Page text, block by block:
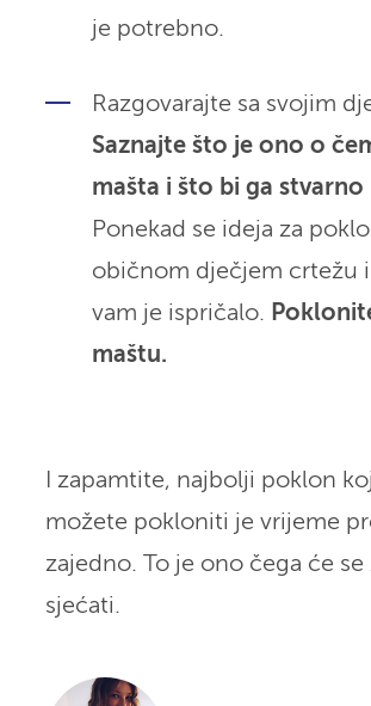
je potrebno.
Razgovarajte sa svojim
Saznajte što je ono o
mašta i što bi ga stvarno
Ponekad se ideja za
običnom dječjem crtežu
vam je ispričalo.
maštu.
I zapamtite, najbolji poklon
možete pokloniti je vrijeme
zajedno. To je ono čega će se
sjećati.